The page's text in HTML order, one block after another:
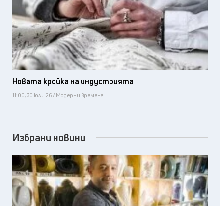
Новата кройка на индустрията
11:00, 30 юли 26 / Модерни времена
Избрани новини